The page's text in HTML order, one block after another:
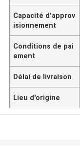
Capacité d'approv
isionnement
Conditions de pai
ement
Délai de livraison
Lieu d'origine